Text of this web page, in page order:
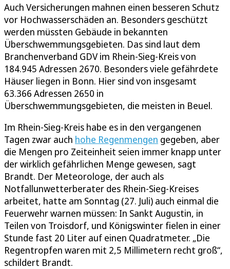
Auch Versicherungen mahnen einen besseren Schutz
vor Hochwasserschäden an. Besonders geschützt
werden müssten Gebäude in bekannten
Überschwemmungsgebieten. Das sind laut dem
Branchenverband GDV im Rhein-Sieg-Kreis von
184.945 Adressen 2670. Besonders viele gefährdete
Häuser liegen in Bonn. Hier sind von insgesamt
63.366 Adressen 2650 in
Überschwemmungsgebieten, die meisten in Beuel.
Im Rhein-Sieg-Kreis habe es in den vergangenen
Tagen zwar auch hohe Regenmengen gegeben, aber
die Mengen pro Zeiteinheit seien immer knapp unter
der wirklich gefährlichen Menge gewesen, sagt
Brandt. Der Meteorologe, der auch als
Notfallunwetterberater des Rhein-Sieg-Kreises
arbeitet, hatte am Sonntag (27. Juli) auch einmal die
Feuerwehr warnen müssen: In Sankt Augustin, in
Teilen von Troisdorf, und Königswinter fielen in einer
Stunde fast 20 Liter auf einen Quadratmeter. „Die
Regentropfen waren mit 2,5 Millimetern recht groß“,
schildert Brandt.